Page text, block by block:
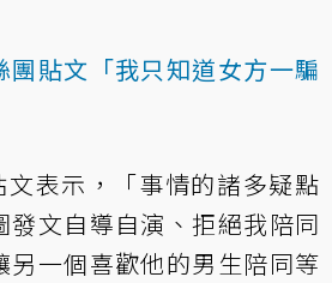
貼文「我只知道女方一騙
表示，「事情的諸多疑點
發文自導自演、拒絕我陪同
另一個喜歡他的男生陪同等